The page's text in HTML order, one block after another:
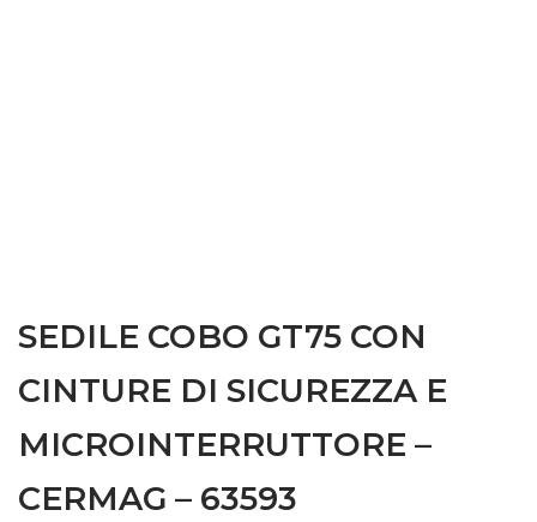
SEDILE COBO GT75 CON
CINTURE DI SICUREZZA E
MICROINTERRUTTORE –
CERMAG – 63593